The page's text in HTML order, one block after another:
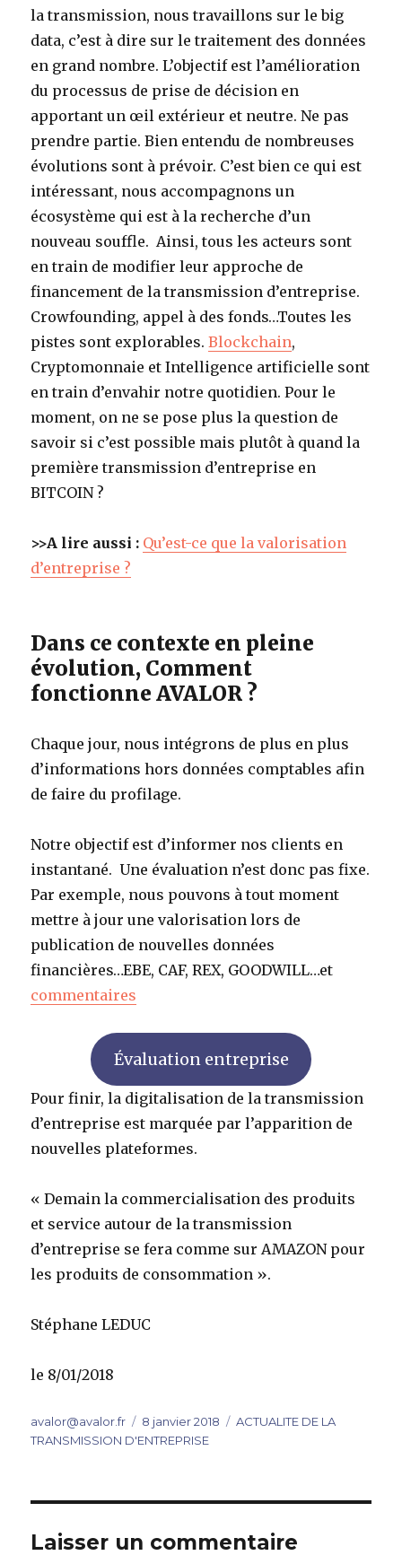
la transmission, nous travaillons sur le big
data, c’est à dire sur le traitement des données
en grand nombre. L’objectif est l’amélioration
du processus de prise de décision en
apportant un œil extérieur et neutre. Ne pas
prendre partie. Bien entendu de nombreuses
évolutions sont à prévoir. C’est bien ce qui est
intéressant, nous accompagnons un
écosystème qui est à la recherche d’un
nouveau souffle. Ainsi, tous les acteurs sont
en train de modifier leur approche de
financement de la transmission d’entreprise.
Crowfounding, appel à des fonds…Toutes les
pistes sont explorables.Blockchain,
Cryptomonnaie et Intelligence artificielle sont
en train d’envahir notre quotidien. Pour le
moment, on ne se pose plus la question de
savoir si c’est possible mais plutôt à quand la
première transmission d’entreprise en
BITCOIN ?
>>A lire aussi : Qu’est-ce que la valorisation
d’entreprise ?
Dans ce contexte en pleine
évolution, Comment
fonctionne AVALOR ?
Chaque jour, nous intégrons de plus en plus
d’informations hors données comptables afin
de faire du profilage.
Notre objectif est d’informer nos clients en
instantané. Une évaluation n’est donc pas fixe.
Par exemple, nous pouvons à tout moment
mettre à jour une valorisation lors de
publication de nouvelles données
financières…EBE, CAF, REX, GOODWILL…et
commentaires
Évaluation entreprise
Pour finir, la digitalisation de la transmission
d’entreprise est marquée par l’apparition de
nouvelles plateformes.
« Demain la commercialisation des produits
et service autour de la transmission
d’entreprise se fera comme sur AMAZON pour
les produits de consommation ».
Stéphane LEDUC
le 8/01/2018
Auteur
avalor@avalor.fr
Publié
le
8 janvier 2018 Catégories
ACTUALITE DE LA
TRANSMISSION D'ENTREPRISE
Laisser un commentaire